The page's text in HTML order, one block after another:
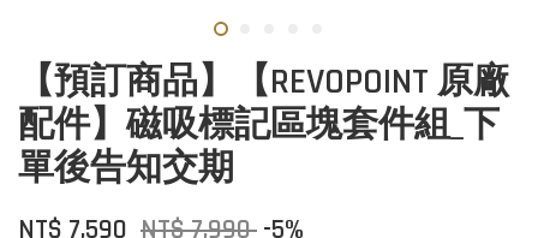
【預訂商品】【REVOPOINT 原廠
配件】磁吸標記區塊套件組_下
單後告知交期
NT$ 7,590 NT$ 7,990 -5%